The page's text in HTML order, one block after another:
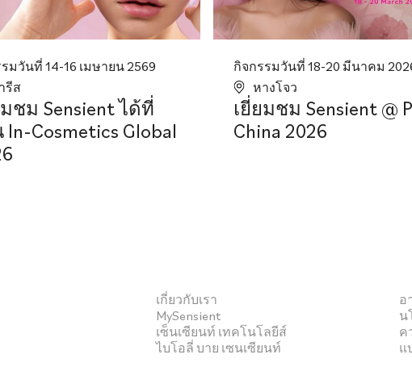
มวันที่ 14-16 เมษายน 2569
รีส
ชม Sensient ได้ที่
In-Cosmetics Global
กิจกรรมวันที่ 18-20 มีนาคม
หางโจว
เยี่ยมชม Sensient @
China 2026
เกี่ยวกับเรา
MySensient
เซ็นเซียนท์ เทคโนโลยีส์
ไบโอลี่ บาย เซนเซียนท์
อ
น
ค
แ